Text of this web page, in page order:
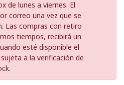
de lunes a viernes. El
correo una vez que se
Las compras con retiro
tiempos, recibirá un
esté disponible el
a la verificación de